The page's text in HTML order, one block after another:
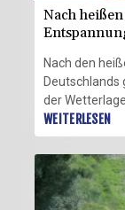
Nach
Nach den
Deutschlands
der
Milderung bei
rechnen, die
der Deutsche
Zunächst
Deutschland,
WEITERLESEN